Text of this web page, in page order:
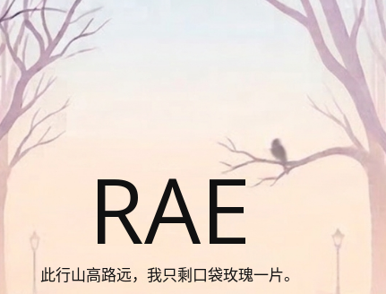
RAE
此行山高路远，我只剩口袋玫瑰一片。